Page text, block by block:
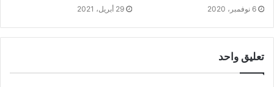
6 نوفمبر، 2020 29 أبريل، 2021
تعليق واحد